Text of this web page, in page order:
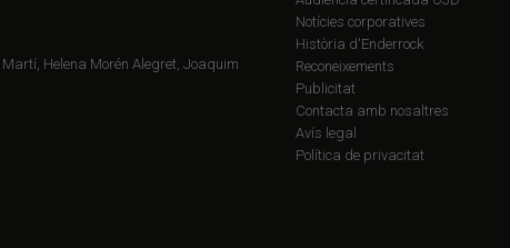
Helena Morén Alegret, Joaquim
Notícies corporatives
Història d'Enderrock
Reconeixements
Publicitat
Contacta amb nosaltres
Avís legal
Política de privacitat